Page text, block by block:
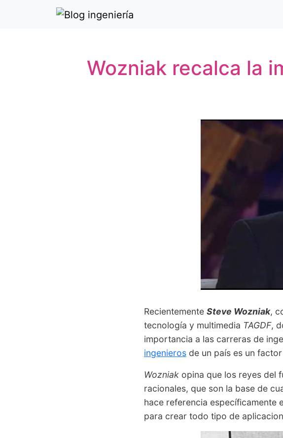
Wozniak recalca la
Recientemente Steve Wozniak,
tecnología y multimedia TAGDF,
importancia a las carreras de
ingenieros de un país es un
Wozniak opina que los reyes del
racionales, que son la base de
hace referencia específicamente
para crear todo tipo de